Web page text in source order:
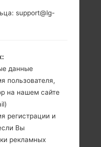
Snapdragon S1
512MB
support@lg-
данные
пользователя,
на нашем сайте
регистрации и
Вы
рекламных